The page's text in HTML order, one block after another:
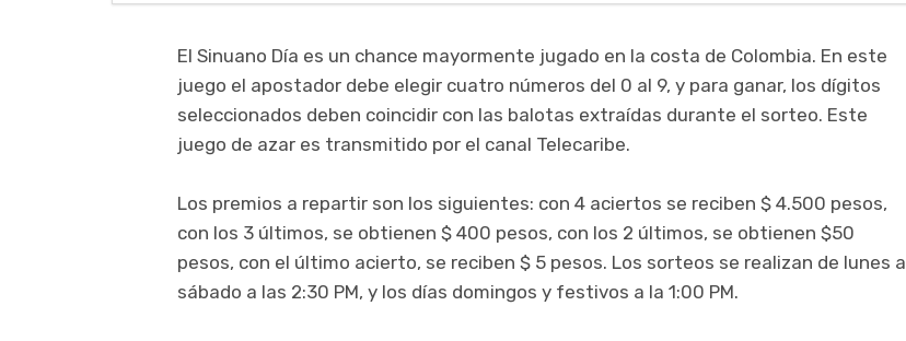
El Sinuano Día es un chance mayormente jugado en la costa de Colombia. En este
juego el apostador debe elegir cuatro números del 0 al 9, y para ganar, los dígitos
seleccionados deben coincidir con las balotas extraídas durante el sorteo. Este
juego de azar es transmitido por el canal Telecaribe.
Los premios a repartir son los siguientes: con 4 aciertos se reciben $ 4.500 pesos,
con los 3 últimos, se obtienen $ 400 pesos, con los 2 últimos, se obtienen $50
pesos, con el último acierto, se reciben $ 5 pesos. Los sorteos se realizan de lunes a
sábado a las 2:30 PM, y los días domingos y festivos a la 1:00 PM.